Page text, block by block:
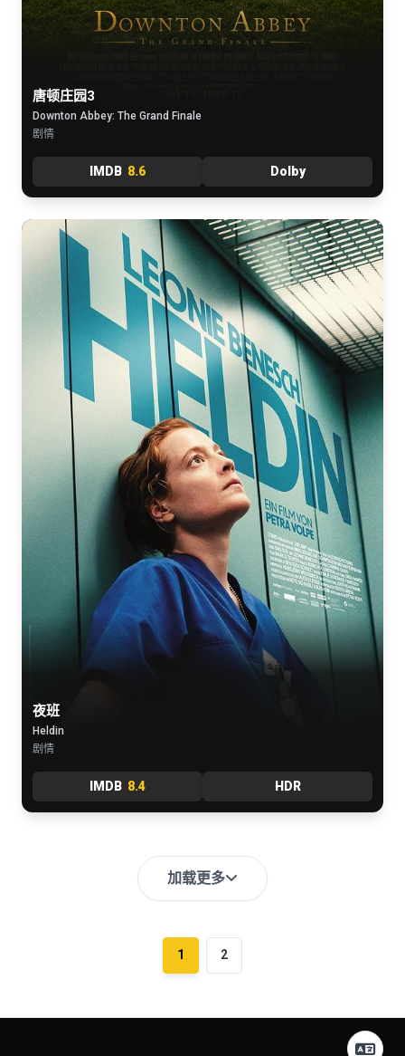
唐顿庄园3
Downton Abbey: The Grand Finale
剧情
IMDB 8.6 Dolby
夜班
Heldin
剧情
IMDB 8.4 HDR
加载更多
1 2